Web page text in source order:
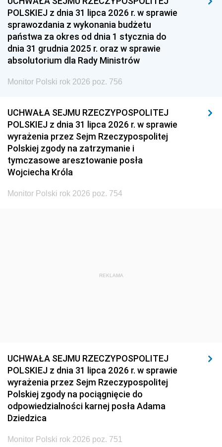
1939 1938 1937
1936 1930
POLSKIEJ z dnia 31 lipca 2026 r. w sprawie
sprawozdania z wykonania budżetu
państwa za okres od dnia 1 stycznia do
dnia 31 grudnia 2025 r. oraz w sprawie
absolutorium dla Rady Ministrów
Monitor Polski rok 2026 poz. 756
UCHWAŁA SEJMU RZECZYPOSPOLITEJ
POLSKIEJ z dnia 31 lipca 2026 r. w sprawie
wyrażenia przez Sejm Rzeczypospolitej
Polskiej zgody na zatrzymanie i
tymczasowe aresztowanie posła
Wojciecha Króla
Monitor Polski rok 2026 poz. 754
REKLAMA
UCHWAŁA SEJMU RZECZYPOSPOLITEJ
POLSKIEJ z dnia 31 lipca 2026 r. w sprawie
wyrażenia przez Sejm Rzeczypospolitej
Polskiej zgody na pociągnięcie do
odpowiedzialności karnej posła Adama
Dziedzica
Monitor Polski rok 2026 poz. 751